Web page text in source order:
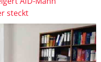
steckt